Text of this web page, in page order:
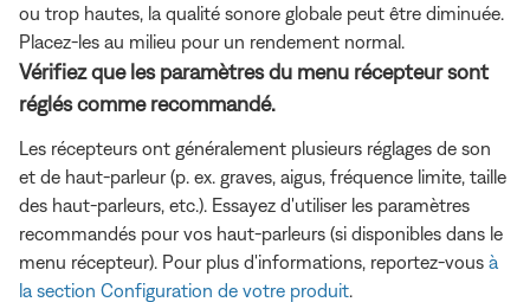
ou trop hautes, la qualité sonore globale peut être diminuée.
Placez-les au milieu pour un rendement normal.
Vérifiez que les paramètres du menu récepteur sont
réglés comme recommandé.
Les récepteurs ont généralement plusieurs réglages de son
et de haut-parleur (p. ex. graves, aigus, fréquence limite, taille
des haut-parleurs, etc.). Essayez d'utiliser les paramètres
recommandés pour vos haut-parleurs (si disponibles dans le
menu récepteur). Pour plus d'informations, reportez-vous à
la section Configuration de votre produit